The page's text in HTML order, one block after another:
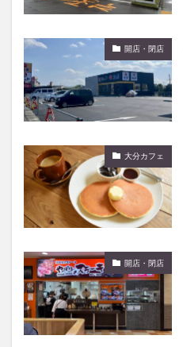
開店・閉店
大分カフェ
開店・閉店